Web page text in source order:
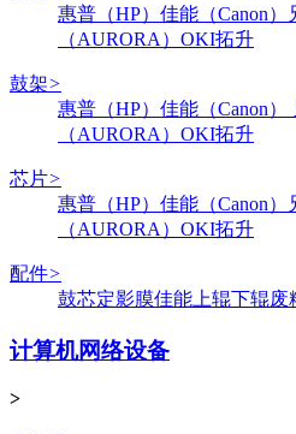
惠普（HP） 佳能（Canon）
（AURORA） OKI拓升
鼓架>
惠普（HP） 佳能（Canon）
（AURORA） OKI拓升
芯片>
惠普（HP） 佳能（Canon）
（AURORA） OKI拓升
配件>
鼓芯定影膜佳能 上辊下辊废
计算机网络设备
>